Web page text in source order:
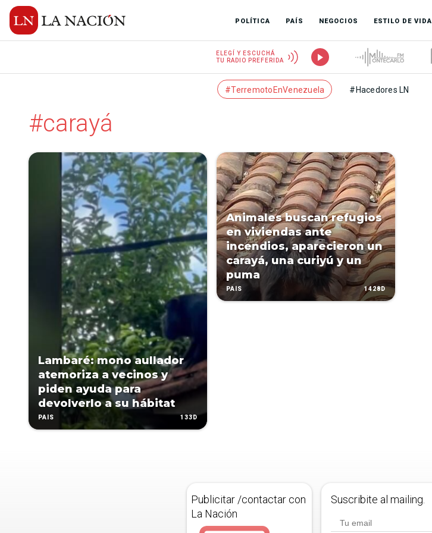
POLÍTICA PAÍS NEGOCIOS ESTILO DE VIDA
ELEGÍ Y ESCUCHÁ
TU RADIO PREFERIDA
#TerremotoEnVenezuela #Hacedores LN
#carayá
Lambaré: mono aullador
atemoriza a vecinos y
piden ayuda para
devolverlo a su hábitat
PAÍS 133D
Animales buscan refugios
en viviendas ante
incendios, aparecieron un
carayá, una curiyú y un
puma
PAÍS 1428D
Publicitar /contactar con
La Nación
Suscribite al mailing.